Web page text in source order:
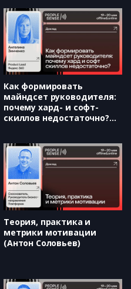
Как формировать
майндсет руководителя:
почему хард- и софт-
скиллов недостаточно?
Теория, практика и
метрики мотивации
(Антон Соловьев)